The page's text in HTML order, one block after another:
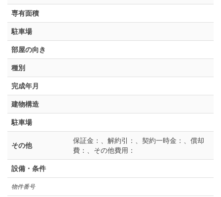
物件番号
専有面積
駐車場
部屋の向き
種別
完成年月
建物構造
駐車場
その他
保証金：、解約引：、契約一時金：、償却
費：、その他費用：
設備・条件